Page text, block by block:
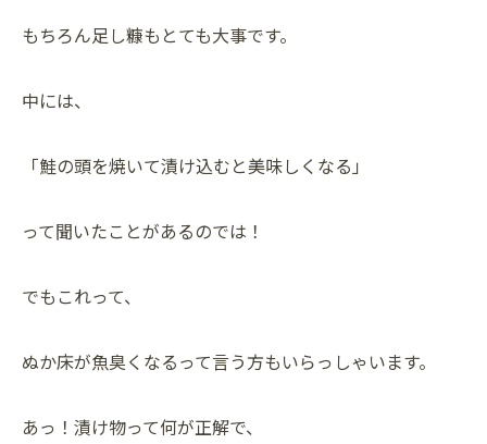
もちろん足し糠もとても大事です。
中には、
「鮭の頭を焼いて漬け込むと美味しくなる」
って聞いたことがあるのでは！
でもこれって、
ぬか床が魚臭くなるって言う方もいらっしゃいます。
あっ！漬け物って何が正解で、